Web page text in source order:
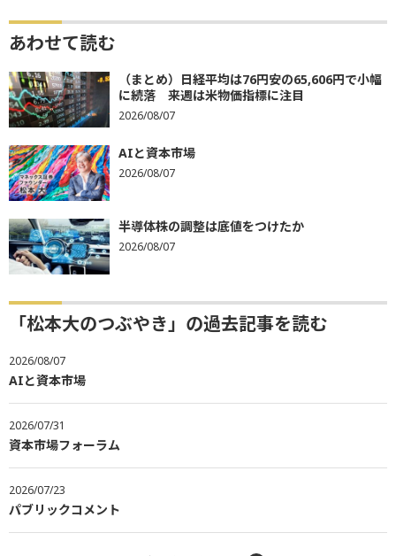
あわせて読む
（まとめ）日経平均は76円安の65,606円で小幅
に続落 来週は米物価指標に注目
2026/08/07
AIと資本市場
2026/08/07
半導体株の調整は底値をつけたか
2026/08/07
「松本大のつぶやき」の過去記事を読む
2026/08/07
AIと資本市場
2026/07/31
資本市場フォーラム
2026/07/23
パブリックコメント